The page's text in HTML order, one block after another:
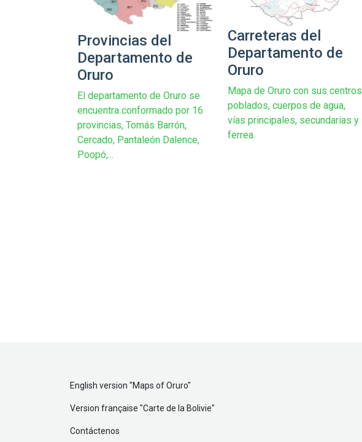
Provincias del
Departamento de
Oruro
El departamento de Oruro se
encuentra conformado por 16
provincias, Tomás Barrón,
Cercado, Pantaleón Dalence,
Poopó,...
Carreteras del
Departamento de
Oruro
Mapa de Oruro con sus centros
poblados, cuerpos de agua,
vías principales, secundarias y
ferrea.
English version "Maps of Oruro"
Version française "Carte de la Bolivie"
Contáctenos